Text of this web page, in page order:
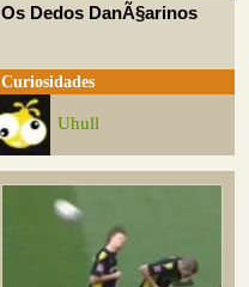
Os Dedos DanÃ§arinos
Curiosidades
Uhull